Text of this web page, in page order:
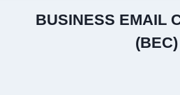
BUSINESS EMAIL
(BEC)